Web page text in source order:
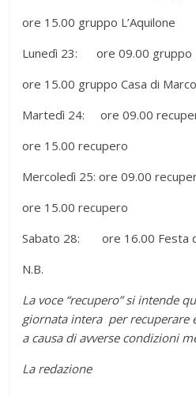
ore 15.00 gruppo L’Aquilone
Lunedì 23: ore 09.00 gruppo
ore 15.00 gruppo Casa di Marco
Martedì 24: ore 09.00
ore 15.00 recupero
Mercoledì 25: ore 09.00
ore 15.00 recupero
Sabato 28: ore 16.00 Festa
N.B.
La voce “recupero” si intende
giornata intera per recuperare
a causa di avverse condizioni
La redazione